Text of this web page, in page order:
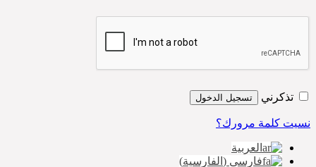
تذكرني تسجيل الدخول
نسيت كلمة مرورك؟
العربية
فارسی ( الفارسية)